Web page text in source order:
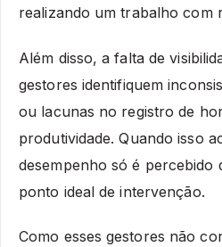
realizando um trabalho com
Além disso, a falta de
gestores identifiquem
ou lacunas no registro de
produtividade. Quando isso
desempenho só é percebido
ponto ideal de intervenção.
Como esses gestores não